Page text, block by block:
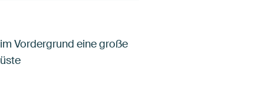
Vordergrund eine große